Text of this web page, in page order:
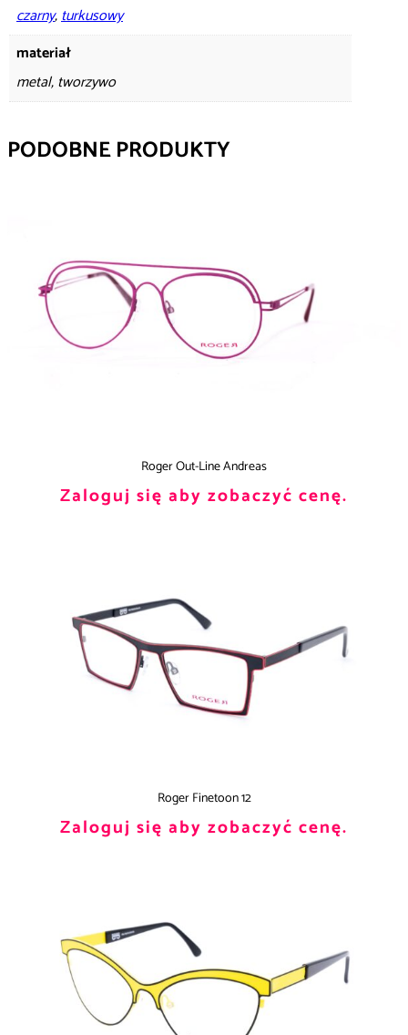
czarny,turkusowy
materiał
metal, tworzywo
PODOBNE PRODUKTY
Roger Out-Line Andreas
Zaloguj się aby zobaczyć cenę.
Roger Finetoon 12
Zaloguj się aby zobaczyć cenę.